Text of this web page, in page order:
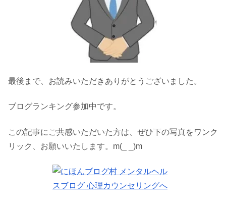
最後まで、お読みいただきありがとうございました。
ブログランキング参加中です。
この記事にご共感いただいた方は、ぜひ下の写真をワンク
リック、お願いいたします。m(_ _)m